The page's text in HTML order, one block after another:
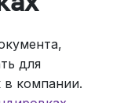
,
для
в компании.